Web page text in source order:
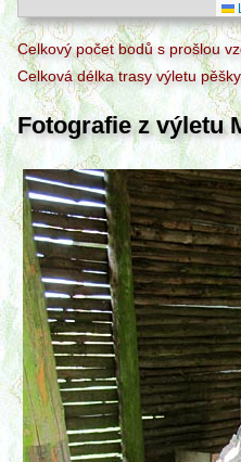
Celkový počet bodů s prošlou
Celková délka trasy výletu
Fotografie z výletu